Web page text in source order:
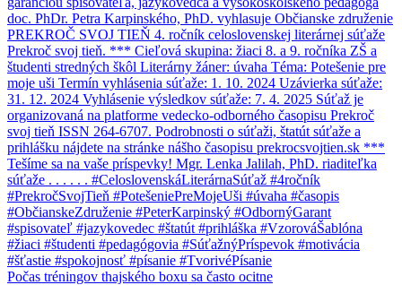
Počas tréningov thajského boxu sa často ocitne